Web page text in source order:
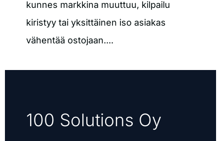
kunnes markkina muuttuu, kilpailu
kiristyy tai yksittäinen iso asiakas
vähentää ostojaan....
100 Solutions Oy